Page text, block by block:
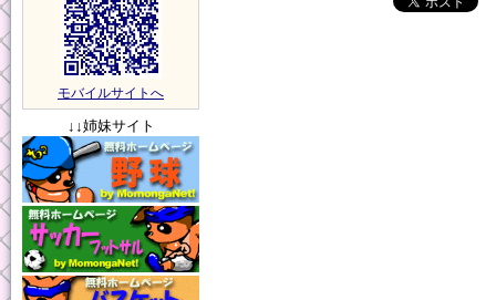
モバイルサイトへ
↓↓姉妹サイト